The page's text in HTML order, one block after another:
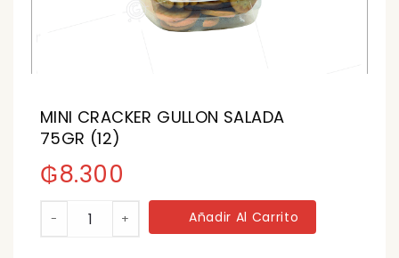
MINI CRACKER GULLON SALADA
75GR (12)
₲8.300
CRACKER
- + Añadir Al Carrito